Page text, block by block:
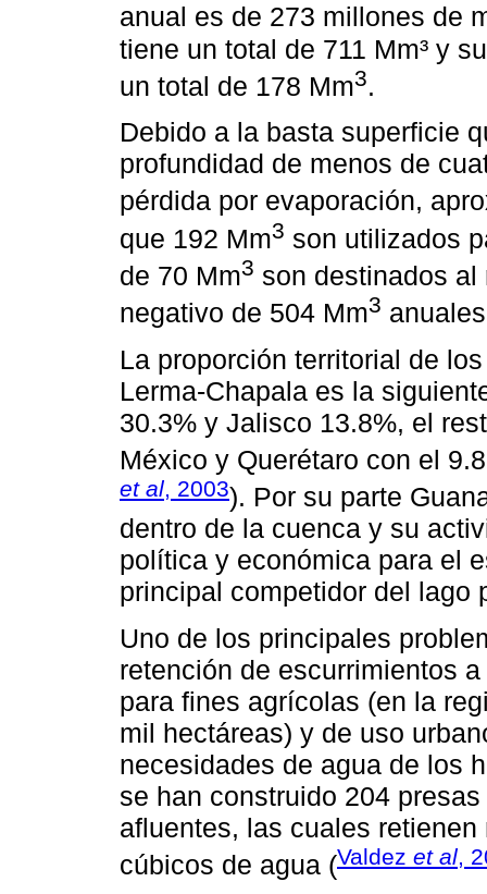
anual es de 273 millones de
tiene un total de 711 Mm³ y
un total de 178 Mm3.
Debido a la basta superficie
profundidad de menos de
pérdida por evaporación,
que 192 Mm3 son utilizados
de 70 Mm3 son destinados
negativo de 504 Mm3
La proporción territorial de
Lerma-Chapala es la
30.3% y Jalisco 13.8%, el
México y Querétaro con el
et al, 2003). Por su parte
dentro de la cuenca y su
política y económica para el
principal competidor del lago
Uno de los principales
retención de escurrimientos
para fines agrícolas (en la
mil hectáreas) y de uso
necesidades de agua de los
se han construido 204
afluentes, las cuales
cúbicos de agua (Valdez et al,